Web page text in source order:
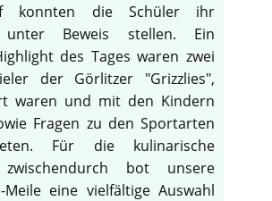
konnten die Schüler ihr
unter Beweis stellen. Ein
des Tages waren zwei
der Görlitzer "Grizzlies",
waren und mit den Kindern
Fragen zu den Sportarten
Für die kulinarische
zwischendurch bot unsere
Meile eine vielfältige Auswahl